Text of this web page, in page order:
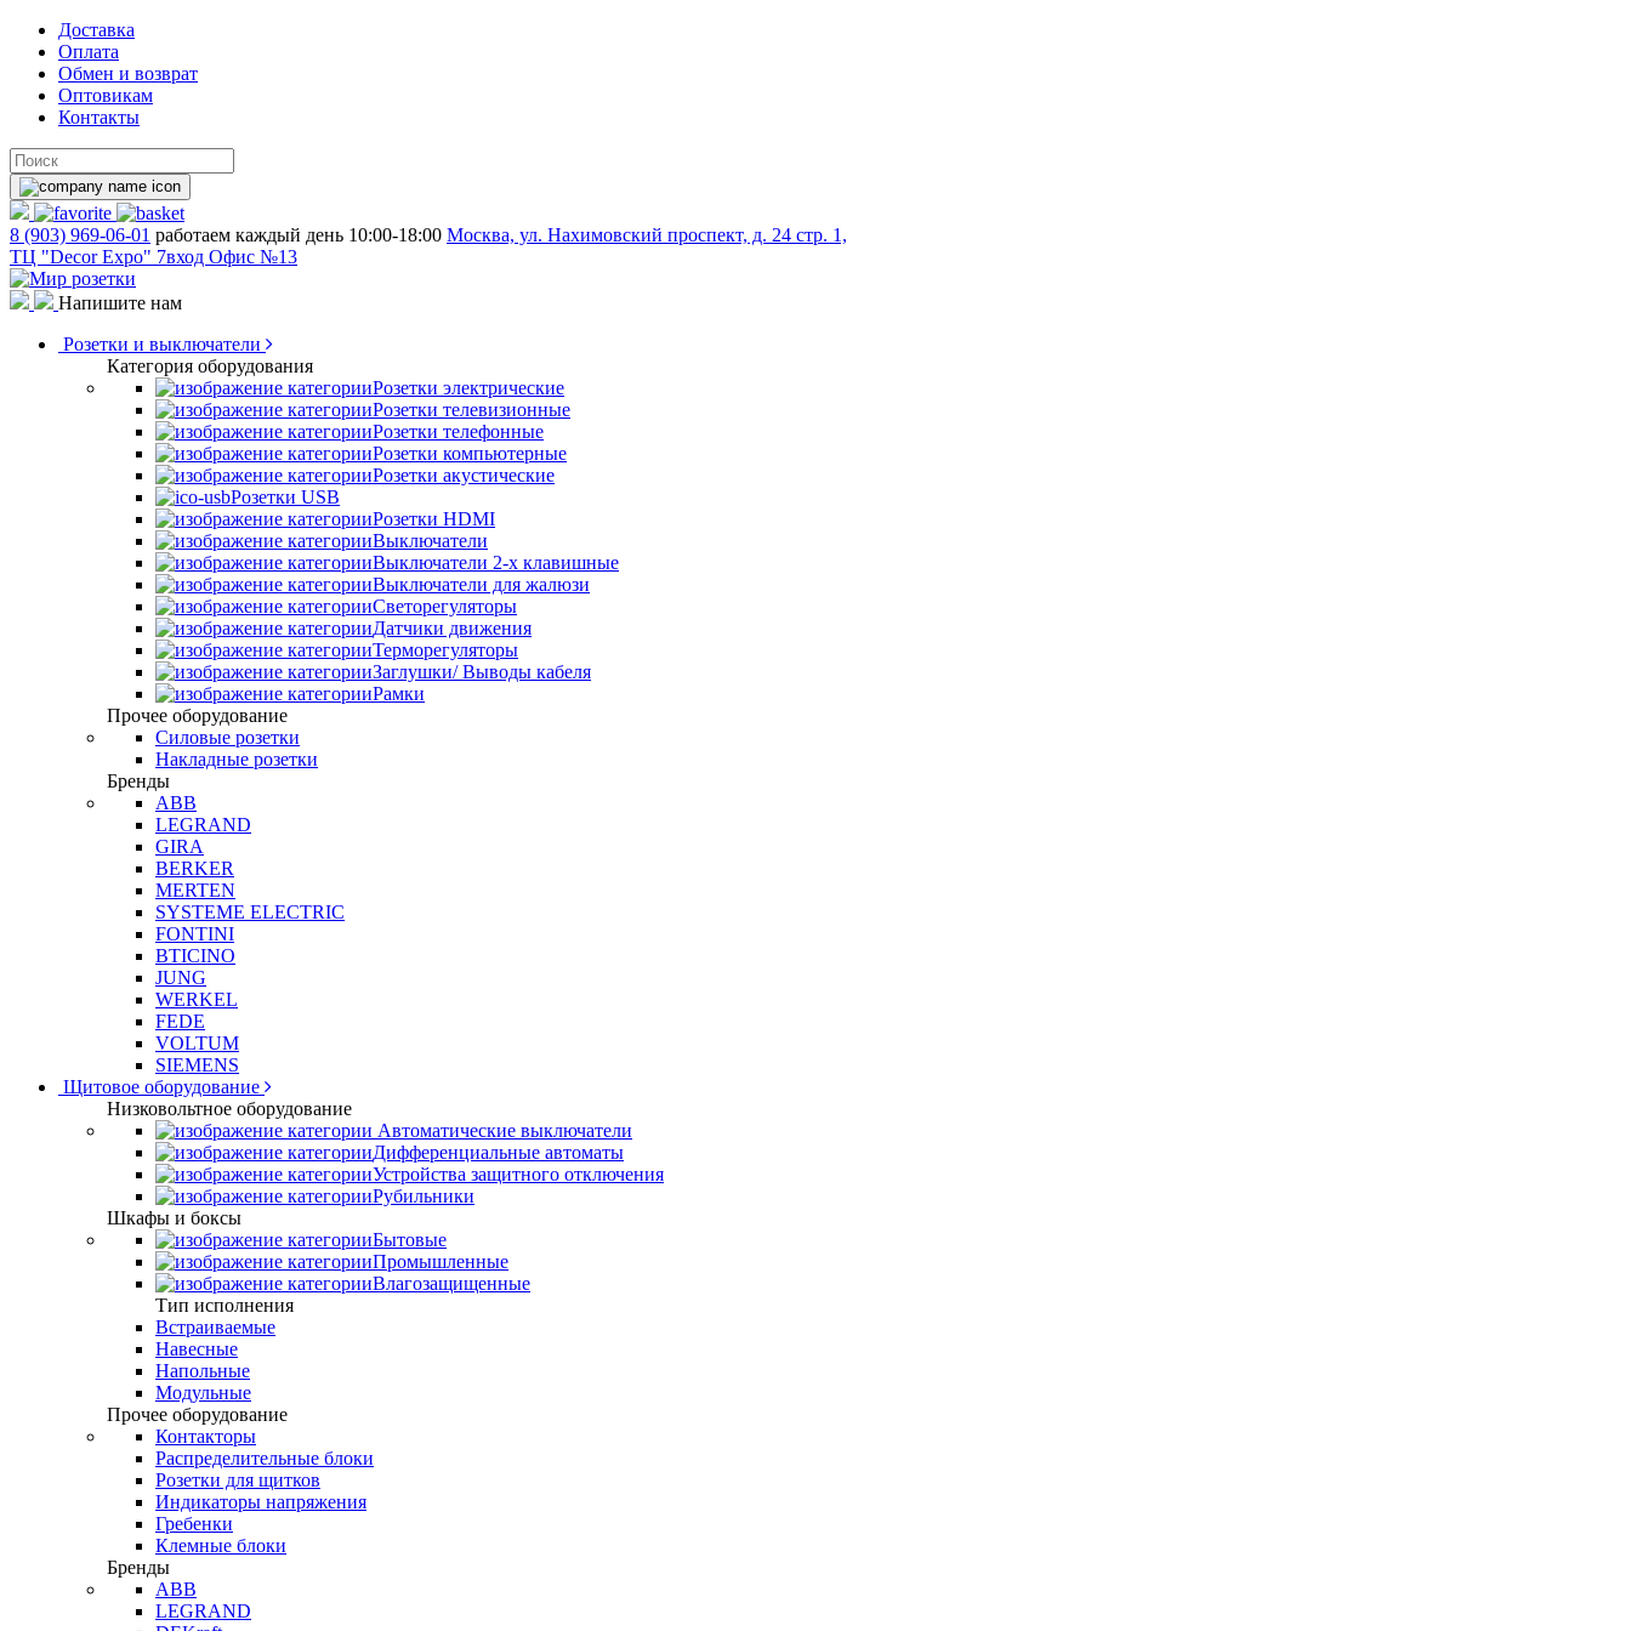
Доставка
Оплата
Обмен и возврат
Оптовикам
Контакты
8 (903) 969-06-01 работаем каждый день 10:00-18:00 Москва, ул. Нахимовский проспект, д. 24 стр. 1,
ТЦ "Decor Expo" 7вход Офис №13
Напишите нам
Розетки и выключатели
Категория оборудования
Розетки электрические
Розетки телевизионные
Розетки телефонные
Розетки компьютерные
Розетки акустические
Розетки USB
Розетки HDMI
Выключатели
Выключатели 2-х клавишные
Выключатели для жалюзи
Светорегуляторы
Датчики движения
Терморегуляторы
Заглушки/ Выводы кабеля
Рамки
Прочее оборудование
Силовые розетки
Накладные розетки
Бренды
ABB
LEGRAND
GIRA
BERKER
MERTEN
SYSTEME ELECTRIC
FONTINI
BTICINO
JUNG
WERKEL
FEDE
VOLTUM
SIEMENS
Щитовое оборудование
Низковольтное оборудование
Автоматические выключатели
Дифференциальные автоматы
Устройства защитного отключения
Рубильники
Шкафы и боксы
Бытовые
Промышленные
Влагозащищенные
Тип исполнения
Встраиваемые
Навесные
Напольные
Модульные
Прочее оборудование
Контакторы
Распределительные блоки
Розетки для щитков
Индикаторы напряжения
Гребенки
Клемные блоки
Бренды
ABB
LEGRAND